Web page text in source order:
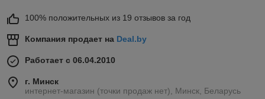
100% положительных из 19 отзывов за год
Компания продает на Deal.by
Работает с 06.04.2010
г. Минск
интернет-магазин (точки продаж нет), Минск, Беларусь